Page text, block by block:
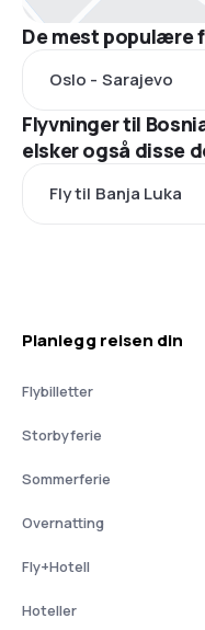
De mest populære
Oslo - Sarajevo
Flyvninger til
elsker også disse
Fly til Banja Luka
Planlegg reisen din
Flybilletter
Storbyferie
Sommerferie
Overnatting
Fly+Hotell
Hoteller